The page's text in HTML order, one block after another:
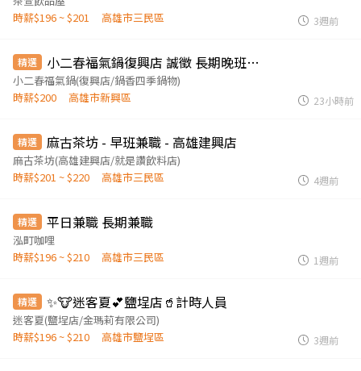
時薪$196 ~ $201
高雄市三民區 3週前
精選 小二春福氣鍋復興店 誠徵 長期晚班工作人員
小二春福氣鍋(復興店/鍋香四季鍋物)
時薪$200
高雄市新興區 23小時前
精選 麻古茶坊 - 早班兼職 - 高雄建興店
麻古茶坊(高雄建興店/就是讚飲料店)
時薪$201 ~ $220
高雄市三民區 4週前
精選 平日兼職 長期兼職
泓町咖哩
時薪$196 ~ $210
高雄市三民區 1週前
精選 ✨🐮迷客夏💕鹽埕店🥤計時人員
迷客夏(鹽埕店/金瑪莉有限公司)
時薪$196 ~ $210
高雄市鹽埕區 3週前